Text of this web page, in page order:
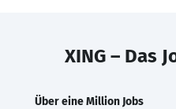
XING – Das
Über eine Million Jobs